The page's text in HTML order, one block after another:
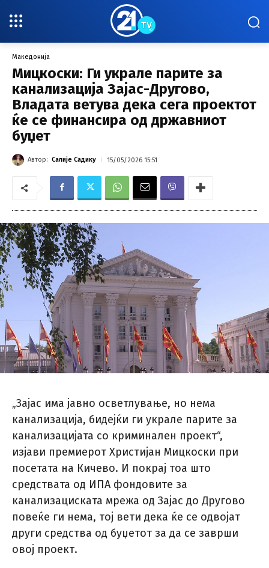
Македонија
Мицкоски: Ги украле парите за
канализација Зајас-Другово,
Владата ветува дека сега проектот
ќе се финансира од државниот
буџет
Автор: Салије Садику 15/05/2026 15:51
„Зајас има јавно осветлување, но нема
канализација, бидејќи ги украле парите за
канализацијата со криминален проект“,
изјави премиерот Христијан Мицкоски при
посетата на Кичево. И покрај тоа што
средствата од ИПА фондовите за
канализациската мрежа од Зајас до Другово
повеќе ги нема, тој вети дека ќе се одвојат
други средства од буџетот за да се заврши
овој проект.